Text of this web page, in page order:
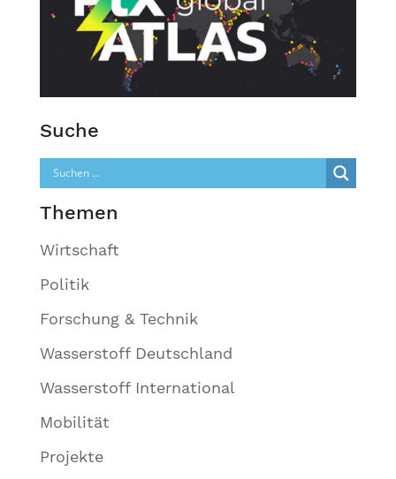
Suche
Themen
Wirtschaft
Politik
Forschung & Technik
Wasserstoff Deutschland
Wasserstoff International
Mobilität
Projekte